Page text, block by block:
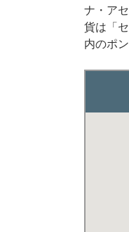
ナ・ア
貨は「
内のポ